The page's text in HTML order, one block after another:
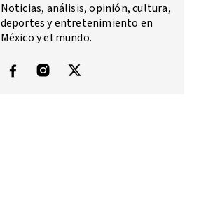
Noticias, análisis, opinión, cultura,
deportes y entretenimiento en
México y el mundo.